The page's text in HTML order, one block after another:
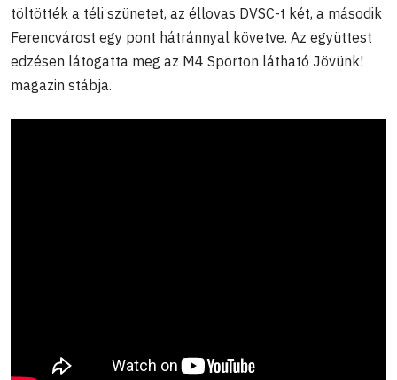
töltötték a téli szünetet, az éllovas DVSC-t két, a második
Ferencvárost egy pont hátránnyal követve. Az együttest
edzésen látogatta meg az M4 Sporton látható Jövünk!
magazin stábja.